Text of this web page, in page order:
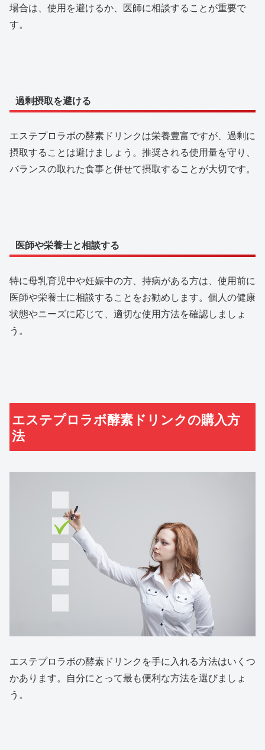
場合は、使用を避けるか、医師に相談することが重要で
す。
過剰摂取を避ける
エステプロラボの酵素ドリンクは栄養豊富ですが、過剰に
摂取することは避けましょう。推奨される使用量を守り、
バランスの取れた食事と併せて摂取することが大切です。
医師や栄養士と相談する
特に母乳育児中や妊娠中の方、持病がある方は、使用前に
医師や栄養士に相談することをお勧めします。個人の健康
状態やニーズに応じて、適切な使用方法を確認しましょ
う。
エステプロラボ酵素ドリンクの購入方
法
エステプロラボの酵素ドリンクを手に入れる方法はいくつ
かあります。自分にとって最も便利な方法を選びましょ
う。